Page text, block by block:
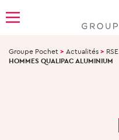
Groupe Pochet > Actualités > RSE
HOMMES QUALIPAC ALUMINIUM